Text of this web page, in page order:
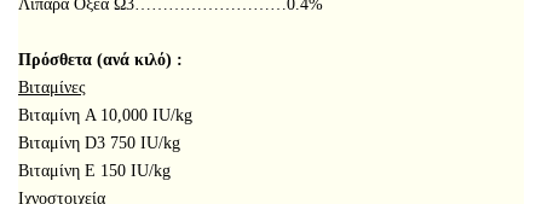
Λιπαρά Οξέα Ω3………………………0.4%
Πρόσθετα (ανά κιλό) :
Βιταμίνες
Βιταμίνη A 10,000 IU/kg
Βιταμίνη D3 750 IU/kg
Βιταμίνη E 150 IU/kg
Ιχνοστοιχεία